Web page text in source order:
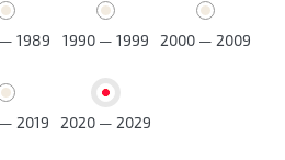
1989 1990 — 1999 2000 — 2009
2019 2020 — 2029